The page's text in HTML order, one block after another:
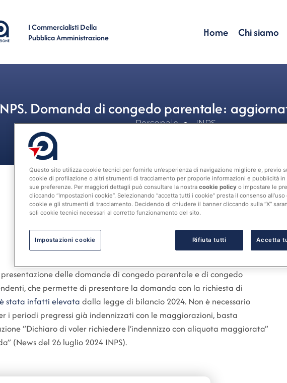
I Commercialisti Della
Pubblica Amministrazione
Home Chi siamo
Domanda di congedo parentale:
Personale INPS
delle domande di congedo parentale e di congedo
che permette di presentare la domanda con la richiesta di
è stata infatti elevata dalla legge di bilancio 2024. Non è necessario
i periodi pregressi già indennizzati con le maggiorazioni, basta
“Dichiaro di voler richiedere l’indennizzo con aliquota maggiorata”
(News del 26 luglio 2024 INPS).
Questo sito utilizza cookie tecnici per fornirle un’esperienza di navigazione migliore e, previo
cookie di profilazione o altri strumenti di tracciamento per proporle informazioni e pubblicità in
sue preferenze. Per maggiori dettagli può consultare la nostra cookie policy o impostare le
cliccando “Impostazioni cookie”. Selezionando “accetta tutti i cookie” presta il consenso
cookie e gli strumenti di tracciamento. Decidendo di chiudere il banner cliccando sulla “X”
soli cookie tecnici necessari al corretto funzionamento del sito.
Rifiuta tutti Accetta
Impostazioni cookie